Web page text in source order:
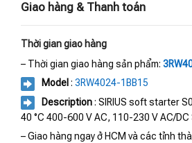
Giao hàng & Thanh toán
Thời gian giao hàng
– Thời gian giao hàng sản phẩm:
Model : 3RW4024-1BB15
Description: SIRIUS soft starter
40 °C 400-600 V AC, 110-230 V AC/
– Giao hàng ngay ở HCM và các tỉnh